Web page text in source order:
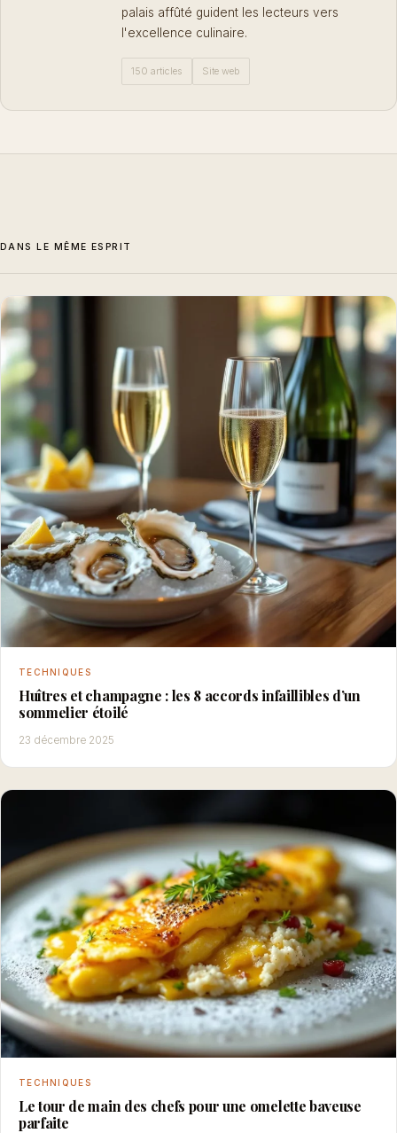
palais affûté guident les lecteurs vers
l'excellence culinaire.
150 articles Site web
DANS LE MÊME ESPRIT
TECHNIQUES
Huîtres et champagne : les 8 accords infaillibles d’un
sommelier étoilé
23 décembre 2025
TECHNIQUES
Le tour de main des chefs pour une omelette baveuse
parfaite